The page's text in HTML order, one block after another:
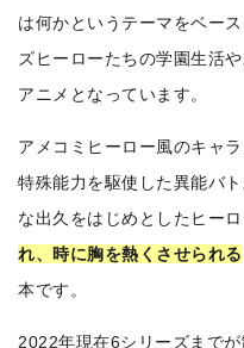
は何かというテーマをベー
ズヒーローたちの学園生活
アニメとなっています。
アメコミヒーロー風のキャ
特殊能力を駆使した異能バ
な出久をはじめとしたヒーロ
れ、時に胸を熱くさせられる
本です。
2022年現在6シリーズまで